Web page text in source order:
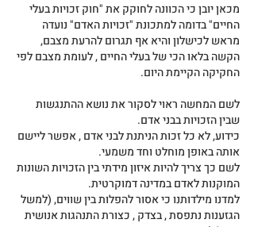
מכאן יובן כי הכוונה לחוקק את "חוק זכויות בעלי
החיים" בדומה למתכונת "זכויות האדם" נועדה
מראש לכישלון והיא אף תגרום להרעת מצבם,
הקשה בלאו הכי של בעלי החיים , לעומת מצבם לפי
החקיקה הקיימת היום.
לשם המחשה ראוי לסקור את נושא ההתנגשות
שבין הזכויות בבני אדם.
כידוע, לא כל זכות הניתנת לבני אדם , אפשר ליישם
אותה באופן מוחלט וחד משמעי.
לשם כך צריך להיות איזון מידתי בין הזכויות השונות
המוקנות לאדם במדינה דמוקרטית.
למדנו מילדותנו כי אסור להפלות בין שווים, (למשל
הגזענות נתפסת , בצדק , כצורת התנהגות אנושית